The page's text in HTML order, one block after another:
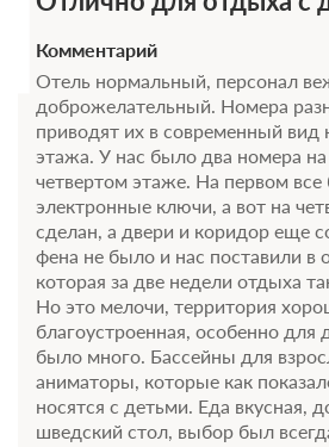
Комментарий
Отель нормальный, персонал
доброжелательный. Номера
приводят их в современный вид
этажа. У нас было два номера
четвертом этаже. На первом
электронные ключи, а вот на
сделан, а двери и коридор еще
фена не было и нас поставили в
которая за две недели отдыха
Но это мелочи, территория
благоустроенная, особенно для
было много. Бассейны для
аниматоры, которые как
носятся с детьми. Еда вкусная,
шведский стол, выбор был